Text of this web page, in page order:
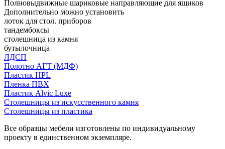
Полновыдвижные шариковые направляющие для ящиков
Дополнительно можно установить
лоток для стол. приборов
тандембоксы
столешница из камня
бутылочница
ЛДСП
Полотно АГТ (МДФ)
Пластик HPL
Пленка ПВХ
Пластик Alvic Luxe
Столешницы из искусственного камня
Столешницы из пластика
Все образцы мебели изготовлены по индивидуальному
проекту в единственном экземпляре.